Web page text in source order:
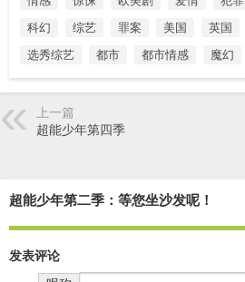
科幻
综艺 罪案 美国 英国
选秀综艺
都市 都市情感 魔幻
上一篇
超能少年第四季
超能少年第二季：等您坐沙发呢！
发表评论